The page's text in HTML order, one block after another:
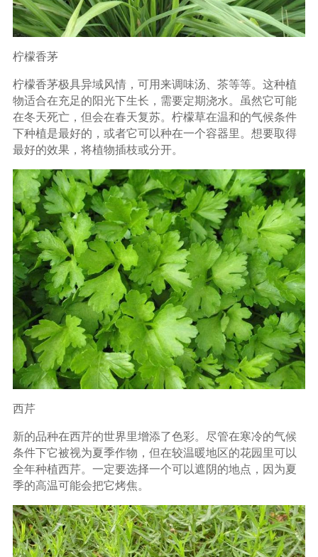
柠檬香茅
柠檬香茅极具异域风情，可用来调味汤、茶等等。这种植
物适合在充足的阳光下生长，需要定期浇水。虽然它可能
在冬天死亡，但会在春天复苏。柠檬草在温和的气候条件
下种植是最好的，或者它可以种在一个容器里。想要取得
最好的效果，将植物插枝或分开。
西芹
新的品种在西芹的世界里增添了色彩。尽管在寒冷的气候
条件下它被视为夏季作物，但在较温暖地区的花园里可以
全年种植西芹。一定要选择一个可以遮阴的地点，因为夏
季的高温可能会把它烤焦。